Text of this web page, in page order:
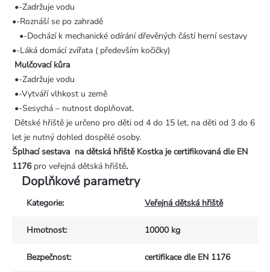
•-Zadržuje vodu
•-Roznáší se po zahradě
•-Dochází k mechanické odírání dřevěných částí herní sestavy
•-Láká domácí zvířata ( především kočičky)
Mulčovací kůra
•-Zadržuje vodu
•-Vytváří vlhkost u země
•-Sesychá – nutnost doplňovat.
Dětské hřiště je určeno pro děti od 4 do 15 let, na děti od 3 do 6
let je nutný dohled dospělé osoby.
Šplhací sestava na dětská hřiště Kostka je certifikovaná dle EN
1176pro veřejná dětská hřiště.
Doplňkové parametry
Kategorie: Veřejná dětská hřiště
Hmotnost: 10000 kg
Bezpečnost: certifikace dle EN 1176